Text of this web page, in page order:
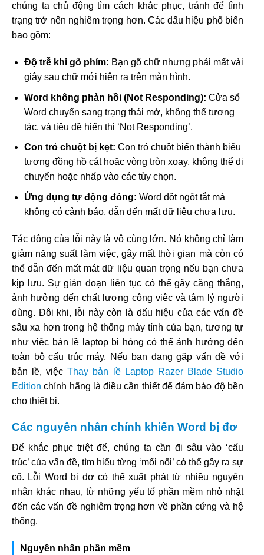
chúng ta chủ động tìm cách khắc phục, tránh để tình
trạng trở nên nghiêm trọng hơn. Các dấu hiệu phổ biến
bao gồm:
Độ trễ khi gõ phím: Bạn gõ chữ nhưng phải mất vài
giây sau chữ mới hiện ra trên màn hình.
Word không phản hồi (Not Responding): Cửa sổ
Word chuyển sang trạng thái mờ, không thể tương
tác, và tiêu đề hiển thị ‘Not Responding’.
Con trỏ chuột bị kẹt: Con trỏ chuột biến thành biểu
tượng đồng hồ cát hoặc vòng tròn xoay, không thể di
chuyển hoặc nhấp vào các tùy chọn.
Ứng dụng tự động đóng: Word đột ngột tắt mà
không có cảnh báo, dẫn đến mất dữ liệu chưa lưu.
Tác động của lỗi này là vô cùng lớn. Nó không chỉ làm
giảm năng suất làm việc, gây mất thời gian mà còn có
thể dẫn đến mất mát dữ liệu quan trọng nếu bạn chưa
kịp lưu. Sự gián đoạn liên tục có thể gây căng thẳng,
ảnh hưởng đến chất lượng công việc và tâm lý người
dùng. Đôi khi, lỗi này còn là dấu hiệu của các vấn đề
sâu xa hơn trong hệ thống máy tính của bạn, tương tự
như việc bản lề laptop bị hỏng có thể ảnh hưởng đến
toàn bộ cấu trúc máy. Nếu bạn đang gặp vấn đề với
bản lề, việcThay bản lề Laptop Razer Blade Studio
Edition chính hãng là điều cần thiết để đảm bảo độ bền
cho thiết bị.
Các nguyên nhân chính khiến Word bị đơ
Để khắc phục triệt để, chúng ta cần đi sâu vào ‘cấu
trúc’ của vấn đề, tìm hiểu từng ‘mối nối’ có thể gây ra sự
cố. Lỗi Word bị đơ có thể xuất phát từ nhiều nguyên
nhân khác nhau, từ những yếu tố phần mềm nhỏ nhặt
đến các vấn đề nghiêm trọng hơn về phần cứng và hệ
thống.
Nguyên nhân phần mềm